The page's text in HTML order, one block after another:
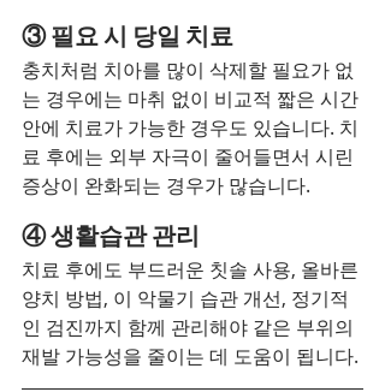
③ 필요 시 당일 치료
충치처럼 치아를 많이 삭제할 필요가 없
는 경우에는 마취 없이 비교적 짧은 시간
안에 치료가 가능한 경우도 있습니다. 치
료 후에는 외부 자극이 줄어들면서 시린
증상이 완화되는 경우가 많습니다.
④ 생활습관 관리
치료 후에도 부드러운 칫솔 사용, 올바른
양치 방법, 이 악물기 습관 개선, 정기적
인 검진까지 함께 관리해야 같은 부위의
재발 가능성을 줄이는 데 도움이 됩니다.